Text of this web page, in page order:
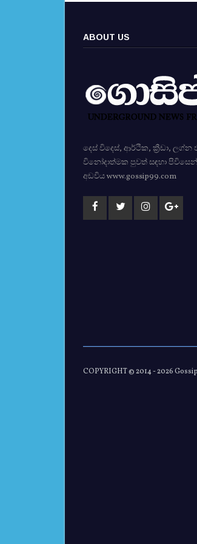
ABOUT US
දෙස් විදෙස්, ආර්ථික, ක්‍රීඩා,
විනෝදාත්මක පුවත් සඳහා
අඩවිය www.gossip99.com
COPYRIGHT © 2014 -2026